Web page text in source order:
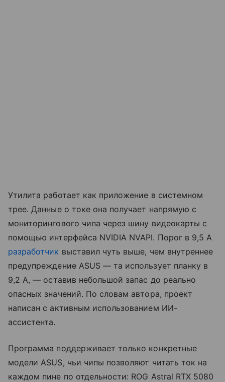
Утилита работает как приложение в системном
трее. Данные о токе она получает напрямую с
мониторингового чипа через шину видеокарты с
помощью интерфейса NVIDIA NVAPI. Порог в 9,5 А
разработчик выставил чуть выше, чем внутреннее
предупреждение ASUS — та использует планку в
9,2 А, — оставив небольшой запас до реально
опасных значений. По словам автора, проект
написан с активным использованием ИИ-
ассистента.
Программа поддерживает только конкретные
модели ASUS, чьи чипы позволяют читать ток на
каждом пине по отдельности: ROG Astral RTX 5080